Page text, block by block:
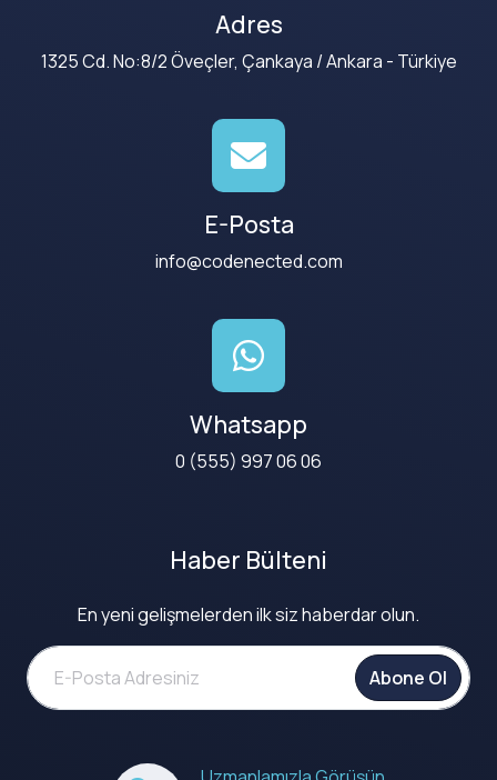
Adres
1325 Cd. No:8/2 Öveçler, Çankaya / Ankara - Türkiye
E-Posta
info@codenected.com
Whatsapp
0 (555) 997 06 06
Haber Bülteni
En yeni gelişmelerden ilk siz haberdar olun.
Abone Ol